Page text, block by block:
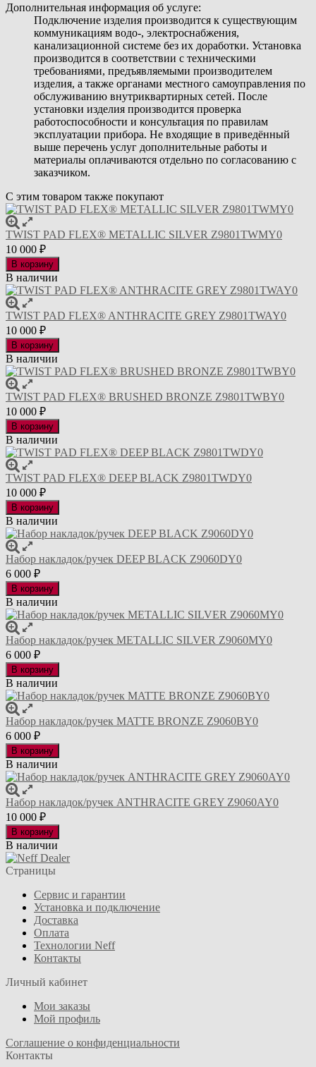
Дополнительная информация об услуге:
Подключение изделия производится к существующим
коммуникациям водо-, электроснабжения,
канализационной системе без их доработки. Установка
производится в соответствии с техническими
требованиями, предъявляемыми производителем
изделия, а также органами местного самоуправления по
обслуживанию внутриквартирных сетей. После
установки изделия производится проверка
работоспособности и консультация по правилам
эксплуатации прибора. Не входящие в приведённый
выше перечень услуг дополнительные работы и
материалы оплачиваются отдельно по согласованию с
заказчиком.
С этим товаром также покупают
TWIST PAD FLEX® METALLIC SILVER Z9801TWMY0
10 000 ₽
В корзину
В наличии
TWIST PAD FLEX® ANTHRACITE GREY Z9801TWAY0
10 000 ₽
В корзину
В наличии
TWIST PAD FLEX® BRUSHED BRONZE Z9801TWBY0
10 000 ₽
В корзину
В наличии
TWIST PAD FLEX® DEEP BLACK Z9801TWDY0
10 000 ₽
В корзину
В наличии
Набор накладок/ручек DEEP BLACK Z9060DY0
6 000 ₽
В корзину
В наличии
Набор накладок/ручек METALLIC SILVER Z9060MY0
6 000 ₽
В корзину
В наличии
Набор накладок/ручек MATTE BRONZE Z9060BY0
6 000 ₽
В корзину
В наличии
Набор накладок/ручек ANTHRACITE GREY Z9060AY0
10 000 ₽
В корзину
В наличии
Страницы
Сервис и гарантии
Установка и подключение
Доставка
Оплата
Технологии Neff
Контакты
Личный кабинет
Мои заказы
Мой профиль
Соглашение о конфиденциальности
Контакты